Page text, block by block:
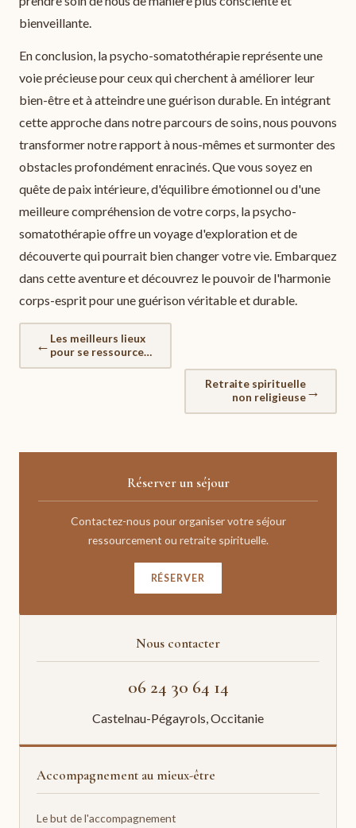
bienveillante.
En conclusion, la psycho-somatothérapie représente une
voie précieuse pour ceux qui cherchent à améliorer leur
bien-être et à atteindre une guérison durable. En intégrant
cette approche dans notre parcours de soins, nous pouvons
transformer notre rapport à nous-mêmes et surmonter des
obstacles profondément enracinés. Que vous soyez en
quête de paix intérieure, d'équilibre émotionnel ou d'une
meilleure compréhension de votre corps, la psycho-
somatothérapie offre un voyage d'exploration et de
découverte qui pourrait bien changer votre vie. Embarquez
dans cette aventure et découvrez le pouvoir de l'harmonie
corps-esprit pour une guérison véritable et durable.
← Les meilleurs lieux
pour se ressourcer
en solitaire
Retraite spirituelle
non religieuse→
Réserver un séjour
Contactez-nous pour organiser votre séjour
ressourcement ou retraite spirituelle.
RÉSERVER
Nous contacter
06 24 30 64 14
Castelnau-Pégayrols, Occitanie
Accompagnement au mieux-être
Le but de l'accompagnement